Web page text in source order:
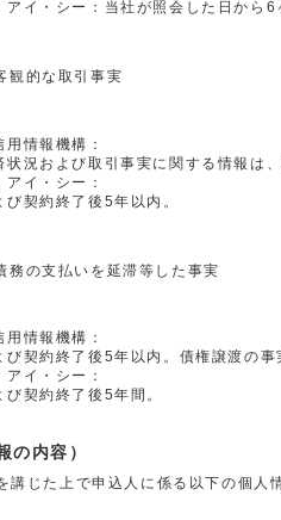
アイ・シー：当社が照会した日から6
観的な取引事実
情報機構：
状況および取引事実に関する情報は
イ・シー：
契約終了後5年以内。
務の支払いを延滞等した事実
情報機構：
び契約終了後5年以内。債権譲渡の
イ・シー：
契約終了後5年間。
の内容）
講じた上で申込人に係る以下の個人